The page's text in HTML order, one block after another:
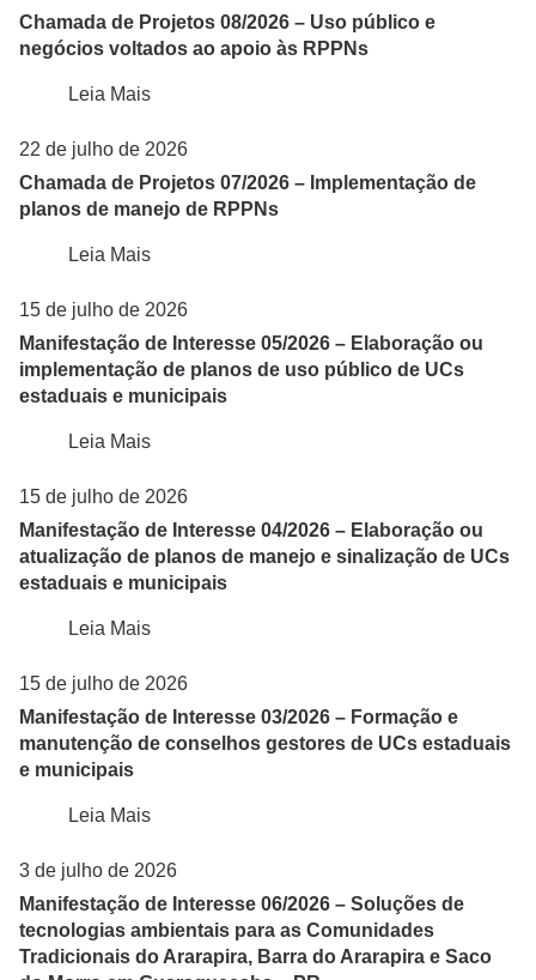
Chamada de Projetos 08/2026 – Uso público e
negócios voltados ao apoio às RPPNs
Leia Mais
22 de julho de 2026
Chamada de Projetos 07/2026 – Implementação de
planos de manejo de RPPNs
Leia Mais
15 de julho de 2026
Manifestação de Interesse 05/2026 – Elaboração ou
implementação de planos de uso público de UCs
estaduais e municipais
Leia Mais
15 de julho de 2026
Manifestação de Interesse 04/2026 – Elaboração ou
atualização de planos de manejo e sinalização de UCs
estaduais e municipais
Leia Mais
15 de julho de 2026
Manifestação de Interesse 03/2026 – Formação e
manutenção de conselhos gestores de UCs estaduais
e municipais
Leia Mais
3 de julho de 2026
Manifestação de Interesse 06/2026 – Soluções de
tecnologias ambientais para as Comunidades
Tradicionais do Ararapira, Barra do Ararapira e Saco